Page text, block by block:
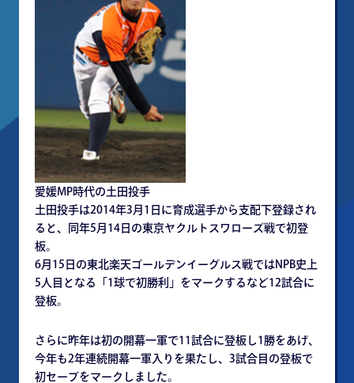
愛媛MP時代の土田投手
土田投手は2014年3月1日に育成選手から支配下登録され
ると、同年5月14日の東京ヤクルトスワローズ戦で初登
板。
6月15日の東北楽天ゴールデンイーグルス戦ではNPB史上
5人目となる「1球で初勝利」をマークするなど12試合に
登板。
さらに昨年は初の開幕一軍で11試合に登板し1勝をあげ、
今年も2年連続開幕一軍入りを果たし、3試合目の登板で
初セーブをマークしました。